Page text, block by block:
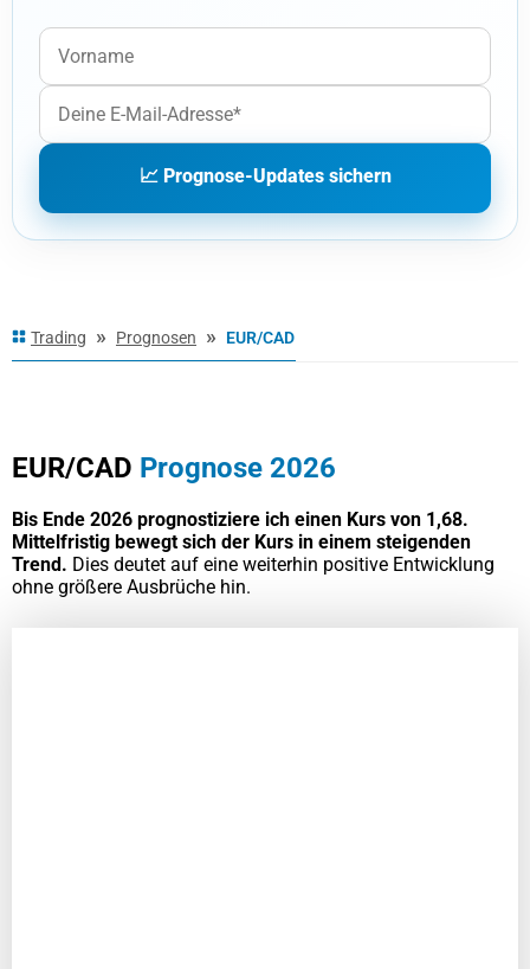
📈 Prognose-Updates sichern
Trading » Prognosen » EUR/CAD
EUR/CAD Prognose 2026
Bis Ende 2026 prognostiziere ich einen Kurs von 1,68.
Mittelfristig bewegt sich der Kurs in einem steigenden
Trend. Dies deutet auf eine weiterhin positive Entwicklung
ohne größere Ausbrüche hin.